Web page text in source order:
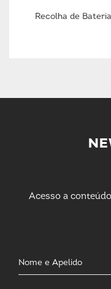
Recolha de
Acesso a